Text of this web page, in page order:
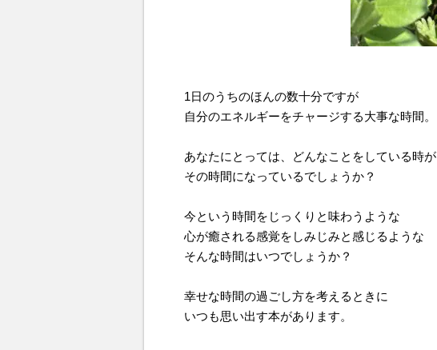
1日のうちのほんの数十分ですが
自分のエネルギーをチャージする大事な時間。
あなたにとっては、どんなことをしている時が
その時間になっているでしょうか？
今という時間をじっくりと味わうような
心が癒される感覚をしみじみと感じるような
そんな時間はいつでしょうか？
幸せな時間の過ごし方を考えるときに
いつも思い出す本があります。